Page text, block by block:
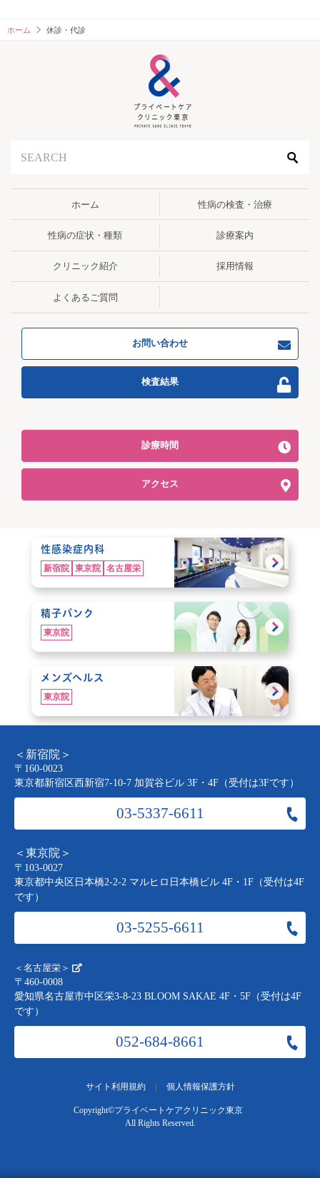
ホーム 休診・代診
ホーム 性病の検査・治療
性病の症状・種類 診療案内
クリニック紹介 採用情報
よくあるご質問
お問い合わせ
検査結果
診療時間
アクセス
性感染症内科
新宿院 東京院 名古屋栄
精子バンク
東京院
メンズヘルス
東京院
＜新宿院＞
〒160-0023
東京都新宿区西新宿7-10-7 加賀谷ビル 3F・4F（受付は3Fです）
03-5337-6611
＜東京院＞
〒103-0027
東京都中央区日本橋2-2-2 マルヒロ日本橋ビル 4F・1F（受付は4F
です）
03-5255-6611
＜名古屋栄＞
〒460-0008
愛知県名古屋市中区栄3-8-23 BLOOM SAKAE 4F・5F（受付は4F
です）
052-684-8661
サイト利用規約 | 個人情報保護方針
Copyright©プライベートケアクリニック東京
All Rights Reserved.